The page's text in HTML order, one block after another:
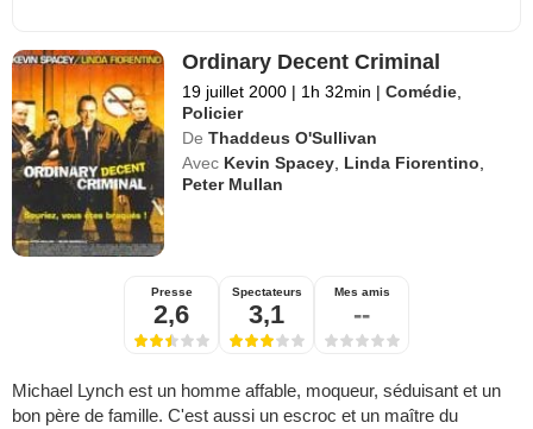
Ordinary Decent Criminal
19 juillet 2000 | 1h 32min | Comédie,
Policier
De Thaddeus O'Sullivan
Avec Kevin Spacey, Linda Fiorentino,
Peter Mullan
Presse
2,6
Spectateurs
3,1
Mes amis
--
Michael Lynch est un homme affable, moqueur, séduisant et un
bon père de famille. C'est aussi un escroc et un maître du